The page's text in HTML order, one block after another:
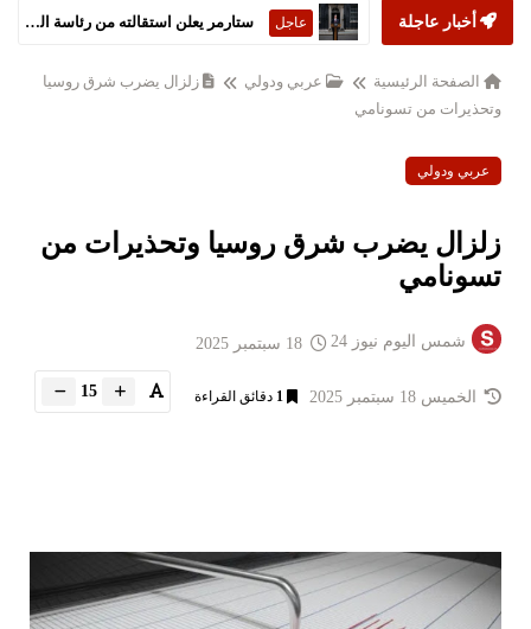
أخبار عاجلة عاجل ستارمر يعلن استقالته من رئاسة الحكومة البريطانية
الصفحة الرئيسية عربي ودولي
زلزال يضرب شرق روسيا
وتحذيرات من تسونامي
عربي ودولي
زلزال يضرب شرق روسيا وتحذيرات من
تسونامي
شمس اليوم نيوز 24
الخميس 18 سبتمبر 2025 1 دقائق القراءة 15